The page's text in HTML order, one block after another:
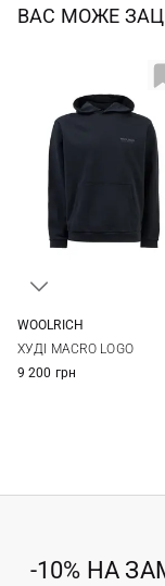
ВАС МОЖЕ
WOOLRICH
ХУДІ MACRO LOGO
9 200 грн
-10% НА